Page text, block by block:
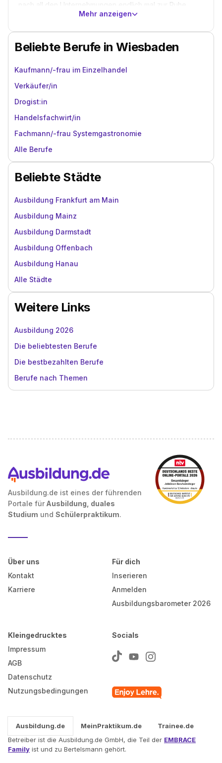
nach all den Unternehmungen endlich mal zur Ruhe
kommst, bleibt dir Zeit, die unzähligen geschossenen
Mehr anzeigen
Beliebte Berufe in Wiesbaden
Kaufmann/-frau im Einzelhandel
Verkäufer/in
Drogist:in
Handelsfachwirt/in
Fachmann/-frau Systemgastronomie
Alle Berufe
Beliebte Städte
Ausbildung Frankfurt am Main
Ausbildung Mainz
Ausbildung Darmstadt
Ausbildung Offenbach
Ausbildung Hanau
Alle Städte
Weitere Links
Ausbildung 2026
Die beliebtesten Berufe
Die bestbezahlten Berufe
Berufe nach Themen
Ausbildung.de ist eines der führenden
Portale für Ausbildung, duales
Studium und Schülerpraktikum.
Über uns
Kontakt
Karriere
Für dich
Inserieren
Anmelden
Ausbildungsbarometer 2026
Kleingedrucktes
Impressum
AGB
Datenschutz
Nutzungsbedingungen
Socials
Ausbildung.de MeinPraktikum.de
Trainee.de
Betreiber ist die Ausbildung.de GmbH, die Teil der EMBRACE
Family ist und zu Bertelsmann gehört.